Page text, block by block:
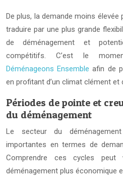
De plus, la demande moins
traduire par une plus grande
de déménagement et
compétitifs. C’est le
Déménageons Ensembleafin de
en profitant d’un climat clément et
Périodes de pointe et
du déménagement
Le secteur du
importantes en termes de
Comprendre ces cycles
déménagement plus économique